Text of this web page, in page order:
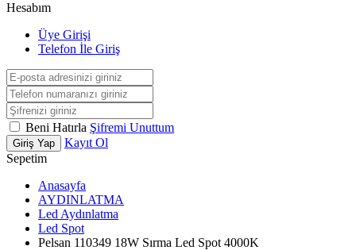
Hesabım
Üye Girişi
Telefon İle Giriş
Beni Hatırla Şifremi Unuttum
Giriş Yap
Kayıt Ol
Sepetim
Anasayfa
AYDINLATMA
Led Aydınlatma
Led Spot
Pelsan 110349 18W Sırma Led Spot 4000K